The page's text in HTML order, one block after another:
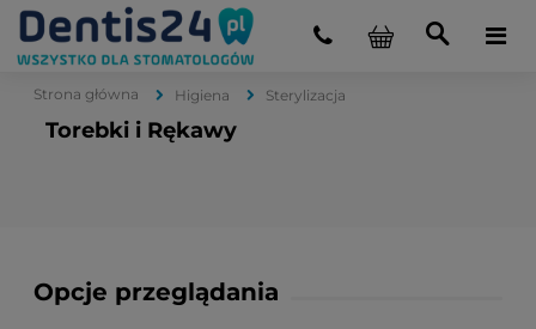
Strona główna Higiena Sterylizacja
Torebki i Rękawy
Opcje przeglądania